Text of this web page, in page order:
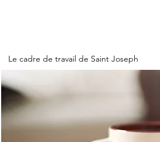
Le cadre de travail de Saint Joseph